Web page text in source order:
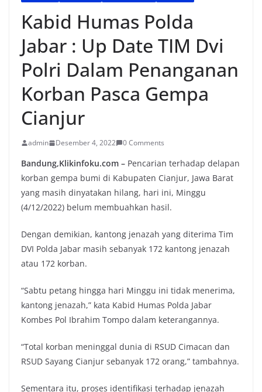
Kabid Humas Polda
Jabar : Up Date TIM Dvi
Polri Dalam Penanganan
Korban Pasca Gempa
Cianjur
admin Desember 4, 2022 0 Comments
Bandung,Klikinfoku.com – Pencarian terhadap delapan
korban gempa bumi di Kabupaten Cianjur, Jawa Barat
yang masih dinyatakan hilang, hari ini, Minggu
(4/12/2022) belum membuahkan hasil.
Dengan demikian, kantong jenazah yang diterima Tim
DVI Polda Jabar masih sebanyak 172 kantong jenazah
atau 172 korban.
“Sabtu petang hingga hari Minggu ini tidak menerima,
kantong jenazah,” kata Kabid Humas Polda Jabar
Kombes Pol Ibrahim Tompo dalam keterangannya.
“Total korban meninggal dunia di RSUD Cimacan dan
RSUD Sayang Cianjur sebanyak 172 orang,” tambahnya.
Sementara itu, proses identifikasi terhadap jenazah